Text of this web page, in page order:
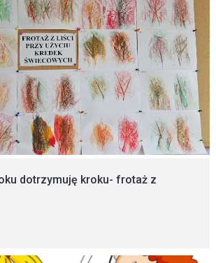
dotrzymuję kroku- frotaż z